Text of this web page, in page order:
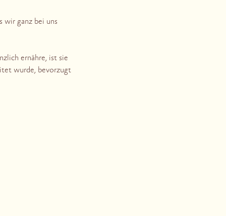
wir ganz bei uns
ernähre, ist sie
wurde, bevorzugt